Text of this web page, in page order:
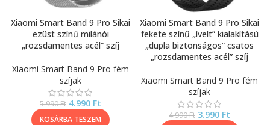
Xiaomi Smart Band 9 Pro Sikai
ezüst színű milánói
„rozsdamentes acél” szíj
Xiaomi Smart Band 9 Pro fém
szíjak
5.990Ft 4.990 Ft
KOSÁRBA TESZEM
Xiaomi Smart Band 9 Pro Sikai
fekete színű „ívelt” kialakítású
„dupla biztonságos” csatos
„rozsdamentes acél” szíj
Xiaomi Smart Band 9 Pro fém
szíjak
4.990Ft 3.990 Ft